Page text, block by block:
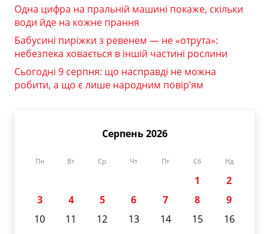
Одна цифра на пральній машині покаже, скільки
води йде на кожне прання
Бабусині пиріжки з ревенем — не «отрута»:
небезпека ховається в іншій частині рослини
Сьогодні 9 серпня: що насправді не можна
робити, а що є лише народним повір’ям
Серпень 2026
Пн Вт Ср Чт Пт Сб Нд
1
2
3
4 5 6 7 8
9
10
11 12 13 14 15
16